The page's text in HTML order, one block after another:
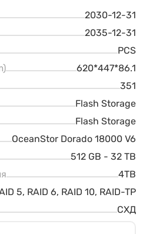
2030-12-31
2035-12-31
PCS
620*447*86.1
351
Flash Storage
Flash Storage
OceanStor Dorado 18000 V6
512 GB - 32 TB
4TB
5, RAID 6, RAID 10, RAID-TP
СХД